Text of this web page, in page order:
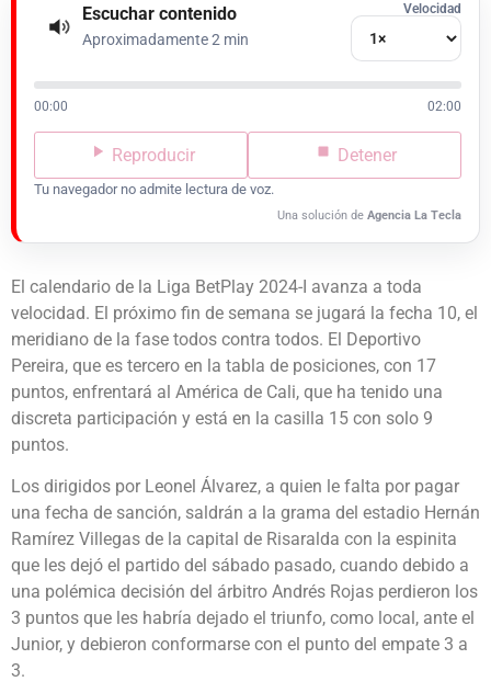
Escuchar contenido
Aproximadamente 2 min
Velocidad
00:00 02:00
Reproducir Detener
Tu navegador no admite lectura de voz.
Una solución de Agencia La Tecla
El calendario de la Liga BetPlay 2024-I avanza a toda
velocidad. El próximo fin de semana se jugará la fecha 10, el
meridiano de la fase todos contra todos. El Deportivo
Pereira, que es tercero en la tabla de posiciones, con 17
puntos, enfrentará al América de Cali, que ha tenido una
discreta participación y está en la casilla 15 con solo 9
puntos.
Los dirigidos por Leonel Álvarez, a quien le falta por pagar
una fecha de sanción, saldrán a la grama del estadio Hernán
Ramírez Villegas de la capital de Risaralda con la espinita
que les dejó el partido del sábado pasado, cuando debido a
una polémica decisión del árbitro Andrés Rojas perdieron los
3 puntos que les habría dejado el triunfo, como local, ante el
Junior, y debieron conformarse con el punto del empate 3 a
3.